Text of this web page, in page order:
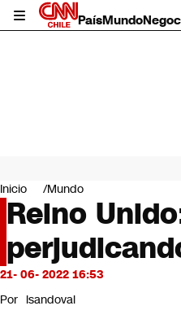
PaísMundo
Mundo
Negocios
Deportes
Programas completos
Cultura
Servicios
Bits
CNN Data
Inicio Mundo
Reino
21- 06- 2022 16:53
Por lsandoval